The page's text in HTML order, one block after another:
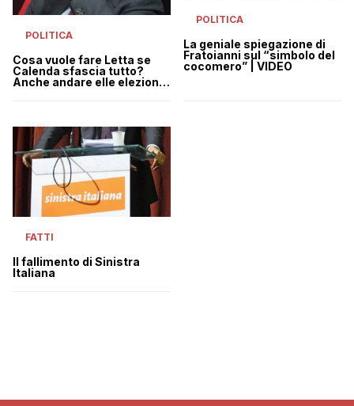
POLITICA
Cosa vuole fare Letta se
Calenda sfascia tutto?
Anche andare elle elezioni
POLITICA
La geniale spiegazione di
Fratoianni sul “simbolo del
cocomero” | VIDEO
FATTI
Il fallimento di Sinistra
Italiana